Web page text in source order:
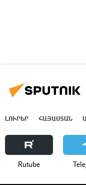
ԼՈՒՐԵՐ ՀԱՅԱՍՏԱՆ
Rutube